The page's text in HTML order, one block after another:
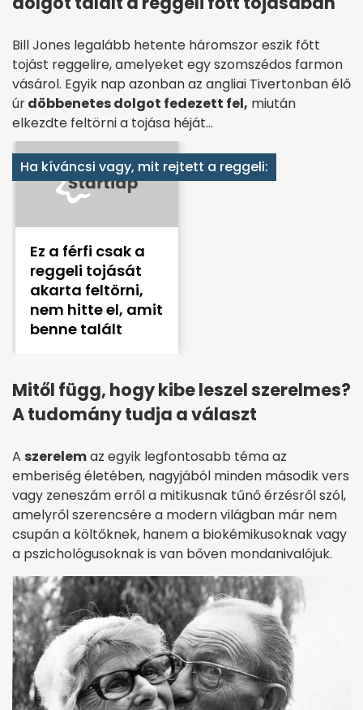
Bill Jones legalább hetente háromszor eszik főtt
tojást reggelire, amelyeket egy szomszédos farmon
vásárol. Egyik nap azonban az angliai Tivertonban élő
úrdöbbenetes dolgot fedezett fel, miután
elkezdte feltörni a tojása héját…
Ha kíváncsi vagy, mit rejtett a reggeli:
Ez a férfi csak a
reggeli tojását
akarta feltörni,
nem hitte el, amit
benne talált
Mitől függ, hogy kibe leszel szerelmes?
A tudomány tudja a választ
A szerelemaz egyik legfontosabb téma az
emberiség életében, nagyjából minden második vers
vagy zeneszám erről a mitikusnak tűnő érzésről szól,
amelyről szerencsére a modern világban már nem
csupán a költőknek, hanem a biokémikusoknak vagy
a pszichológusoknak is van bőven mondanivalójuk.